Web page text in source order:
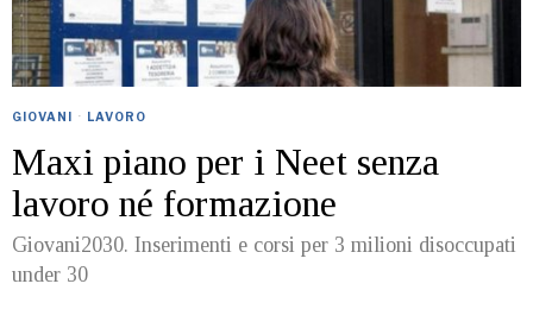
GIOVANI · LAVORO
Maxi piano per i Neet senza
lavoro né formazione
Giovani2030. Inserimenti e corsi per 3 milioni disoccupati
under 30